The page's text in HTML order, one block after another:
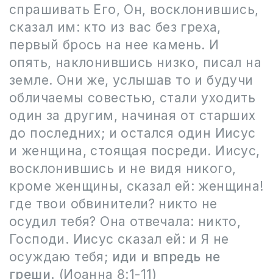
спрашивать Его, Он, восклонившись,
сказал им: кто из вас без греха,
первый брось на нее камень. И
опять, наклонившись низко, писал на
земле. Они же, услышав то и будучи
обличаемы совестью, стали уходить
один за другим, начиная от старших
до последних; и остался один Иисус
и женщина, стоящая посреди. Иисус,
восклонившись и не видя никого,
кроме женщины, сказал ей: женщина!
где твои обвинители? никто не
осудил тебя? Она отвечала: никто,
Господи. Иисус сказал ей: и Я не
осуждаю тебя; иди и впредь не
греши. (Иоанна 8:1-11)